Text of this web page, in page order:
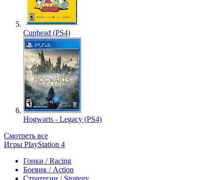
Cuphead (PS4)
Hogwarts - Legacy (PS4)
Смотреть все
Игры PlayStation 4
Гонки / Racing
Боевик / Action
Стратегии / Strategy